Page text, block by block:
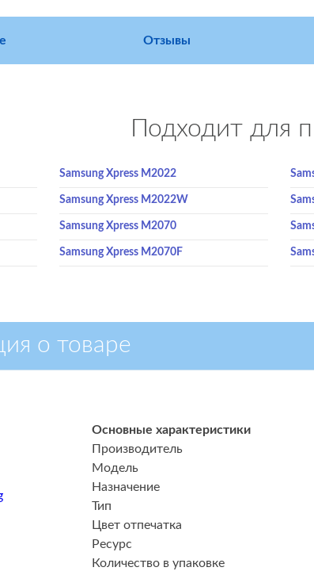
Отзывы
Подходит для
Samsung Xpress M2022
Samsung Xpress M2022W
Samsung Xpress M2070
Samsung Xpress M2070F
о товаре
Основные характеристики
Производитель
Модель
Назначение
Тип
Цвет отпечатка
Ресурс
Количество в упаковке